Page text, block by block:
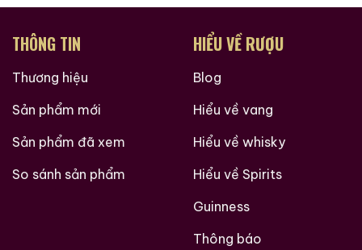
Roi Des Rois Cognac
THÔNG TIN
Thương hiệu
Sản phẩm mới
Sản phẩm đã xem
So sánh sản phẩm
HIỂU VỀ RƯỢU
Blog
Hiểu về vang
Hiểu về whisky
Hiểu về Spirits
Guinness
Thông báo